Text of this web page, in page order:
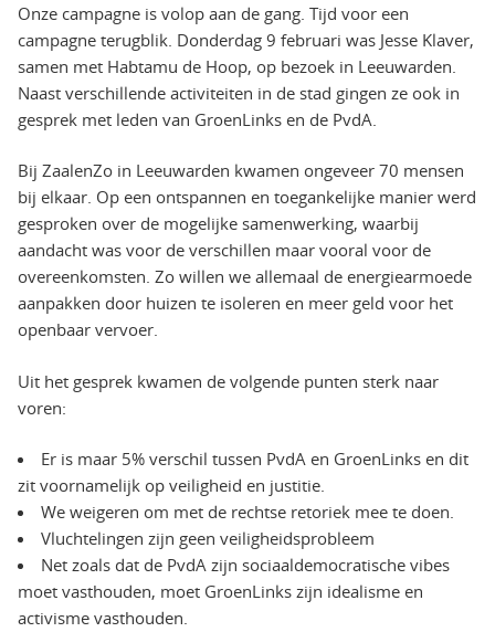
Onze campagne is volop aan de gang. Tijd voor een
campagne terugblik. Donderdag 9 februari was Jesse Klaver,
samen met Habtamu de Hoop, op bezoek in Leeuwarden.
Naast verschillende activiteiten in de stad gingen ze ook in
gesprek met leden van GroenLinks en de PvdA.
Bij ZaalenZo in Leeuwarden kwamen ongeveer 70 mensen
bij elkaar. Op een ontspannen en toegankelijke manier werd
gesproken over de mogelijke samenwerking, waarbij
aandacht was voor de verschillen maar vooral voor de
overeenkomsten. Zo willen we allemaal de energiearmoede
aanpakken door huizen te isoleren en meer geld voor het
openbaar vervoer.
Uit het gesprek kwamen de volgende punten sterk naar
voren:
Er is maar 5% verschil tussen PvdA en GroenLinks en dit
zit voornamelijk op veiligheid en justitie.
We weigeren om met de rechtse retoriek mee te doen.
Vluchtelingen zijn geen veiligheidsprobleem
Net zoals dat de PvdA zijn sociaaldemocratische vibes
moet vasthouden, moet GroenLinks zijn idealisme en
activisme vasthouden.